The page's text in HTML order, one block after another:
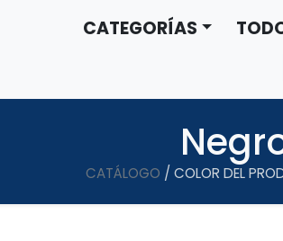
CATEGORÍAS
CATÁLOGO / COLOR DEL